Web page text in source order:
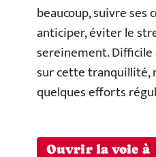
beaucoup, suivre ses
anticiper, éviter le
sereinement.
sur cette tranquillité,
quelques efforts
Ouvrir la voie à